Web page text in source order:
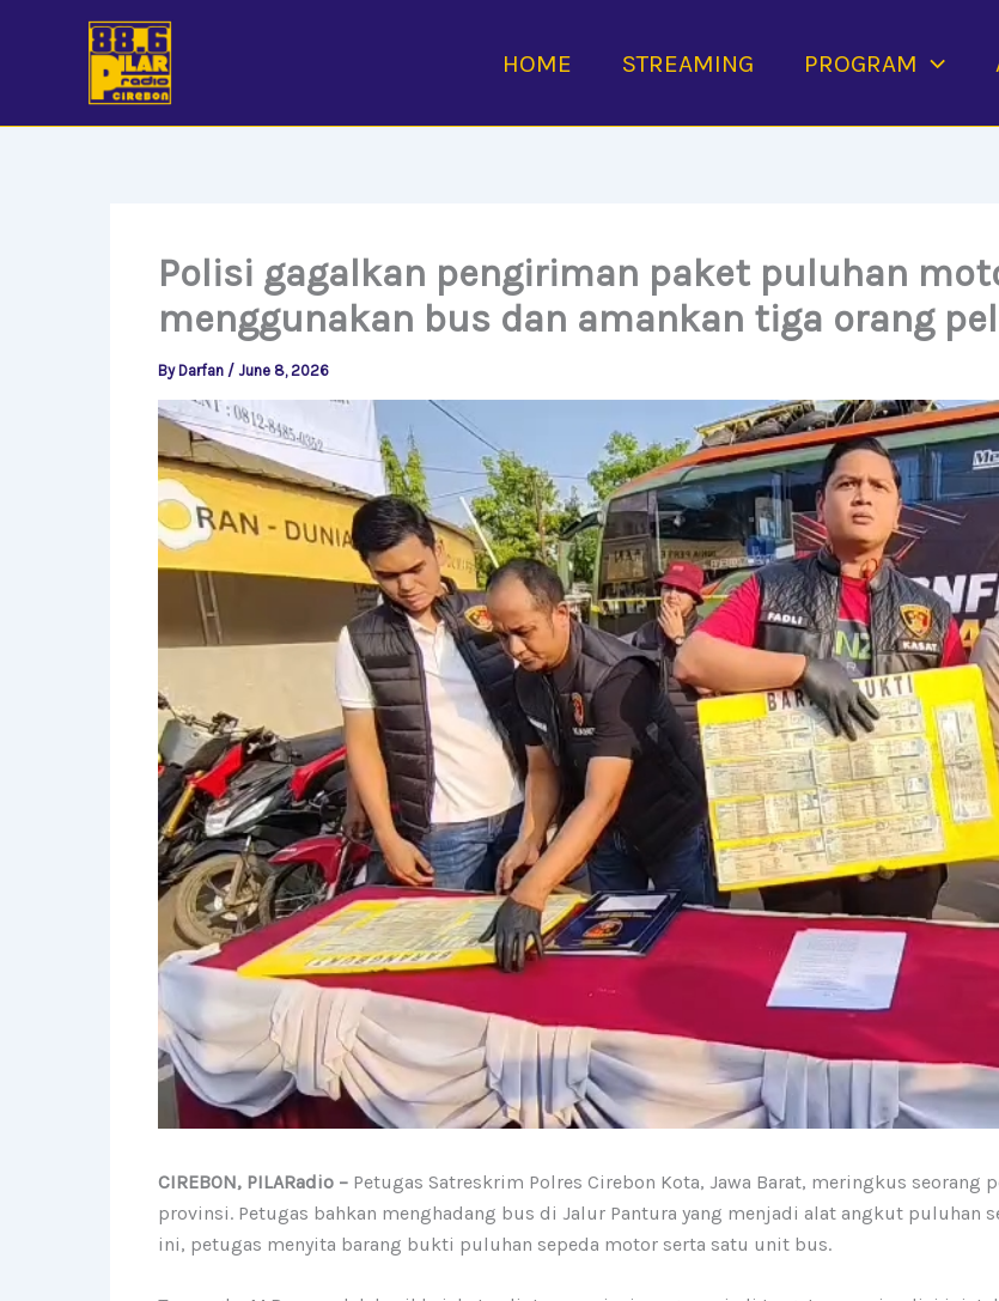
HOME STREAMING PROGRAM
Polisi gagalkan pengiriman paket puluhan
menggunakan bus dan amankan tiga orang
By Darfan / June 8, 2026
CIREBON, PILARadio – Petugas Satreskrim Polres Cirebon Kota, Jawa Barat, meringkus seorang
provinsi. Petugas bahkan menghadang bus di Jalur Pantura yang menjadi alat angkut puluhan
ini, petugas menyita barang bukti puluhan sepeda motor serta satu unit bus.